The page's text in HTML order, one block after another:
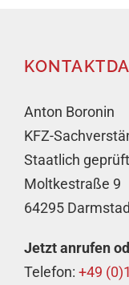
Anton Boronin
KFZ-
Staatlich
Moltkestraße 9
64295
Jetzt anrufen
Telefon: +49